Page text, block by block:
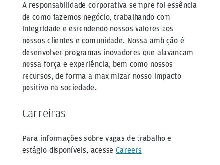
A responsabilidade corporativa sempre foi essência
de como fazemos negócio, trabalhando com
integridade e estendendo nossos valores aos
nossos clientes e comunidade. Nossa ambição é
desenvolver programas inovadores que alavancam
nossa força e experiência, bem como nossos
recursos, de forma a maximizar nosso impacto
positivo na sociedade.
Carreiras
Para informações sobre vagas de trabalho e
estágio disponíveis, acesse Careers